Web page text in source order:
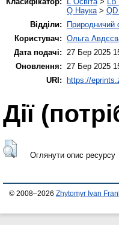
Q Наука> QD
Відділи:
Природничий
Користувач: Ольга
Дата подачі: 27 Бер 2025
Оновлення: 27 Бер 2025
URI:
https://
Дії
Оглянути опис ресурсу
© 2008–2026 Zhytomyr Ivan